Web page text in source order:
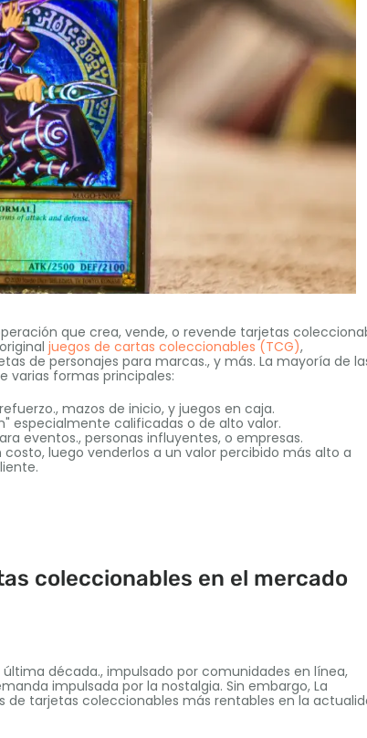
que crea, vende, o revende tarjetas
juegos de cartas coleccionables (TCG),
de personajes para marcas., y más. La mayoría de
varias formas principales:
mazos de inicio, y juegos en caja.
especialmente calificadas o de alto valor.
eventos., personas influyentes, o empresas.
luego venderlos a un valor percibido más alto a
coleccionables en el mercado
década., impulsado por comunidades en línea,
impulsada por la nostalgia. Sin embargo, La
tarjetas coleccionables más rentables en la